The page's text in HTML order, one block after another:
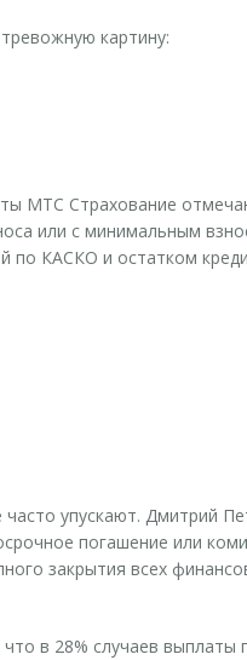
картину:
МТС Страхование
или с минимальным
по КАСКО и остатком
упускают. Дмитрий
погашение или
закрытия всех
в 28% случаев выплаты